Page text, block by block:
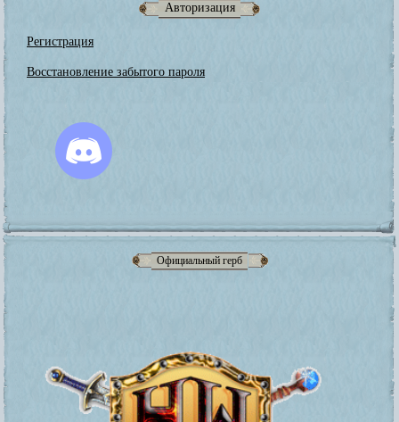
Авторизация
Регистрация
Восстановление забытого пароля
Официальный герб